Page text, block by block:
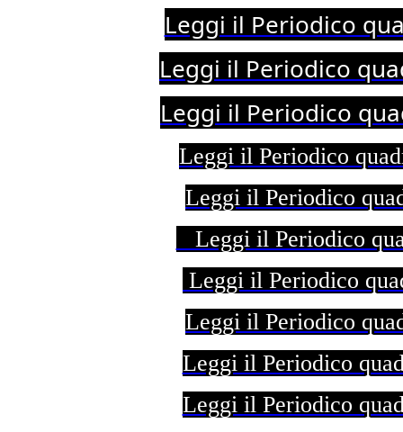
Leggi il Periodico
Leggi il Periodico
Leggi il Periodico
Leggi il Periodico
Leggi il Periodico
Leggi il Periodico
Leggi il Periodico
Leggi il Periodico
Leggi il Periodico
Leggi il Periodico